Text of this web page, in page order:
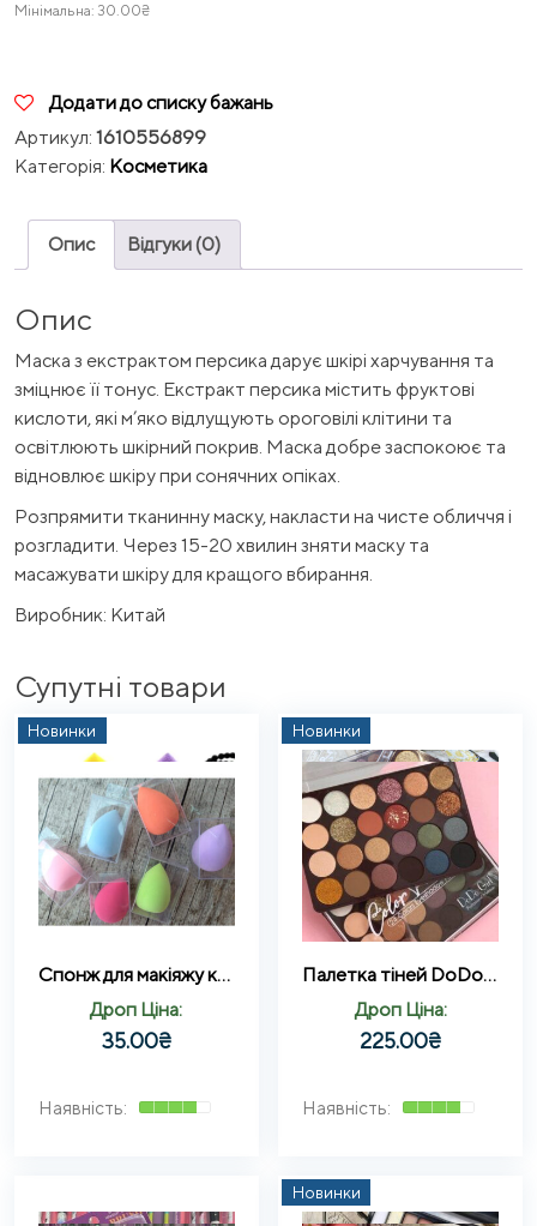
Мінімальна: 30.00₴
Додати до списку бажань
Артикул: 1610556899
Категорія: Косметика
Опис Відгуки (0)
Опис
Маска з екстрактом персика дарує шкірі харчування та
зміцнює її тонус. Екстракт персика містить фруктові
кислоти, які м’яко відлущують ороговілі клітини та
освітлюють шкірний покрив. Маска добре заспокоює та
відновлює шкіру при сонячних опіках.
Розпрямити тканинну маску, накласти на чисте обличчя і
розгладити. Через 15-20 хвилин зняти маску та
масажувати шкіру для кращого вбирання.
Виробник: Китай
Супутні товари
Новинки
Спонж для макіяжу крапля Beauty Blender (у коробці)
Дроп Ціна:
35.00₴
Новинки
Палетка тіней DoDo Girl Color Fusion 24 відтінку
Дроп Ціна:
225.00₴
Новинки